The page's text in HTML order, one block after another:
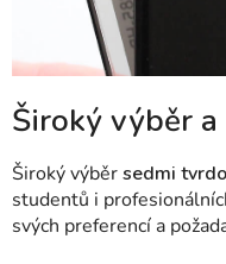
Široký výběr
Široký výběrsedmi
studentů i
svých preferencí a